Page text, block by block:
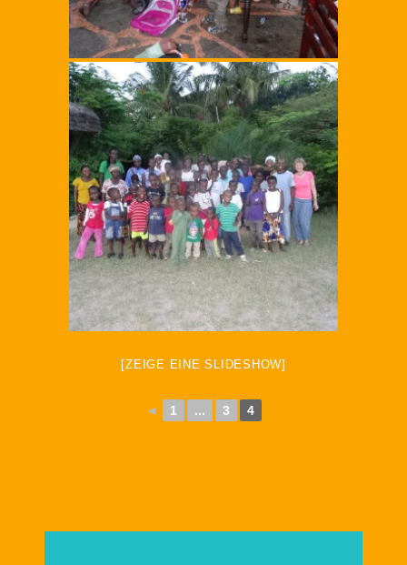
[ZEIGE EINE SLIDESHOW]
◄ 1 ... 3 4